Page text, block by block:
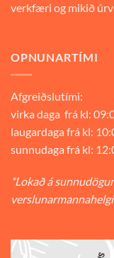
verkfæri og mikið
OPNUNARTÍMI
Afgreiðslutími:
virka daga frá kl:
laugardaga frá kl:
sunnudaga frá kl:
*Lokað á